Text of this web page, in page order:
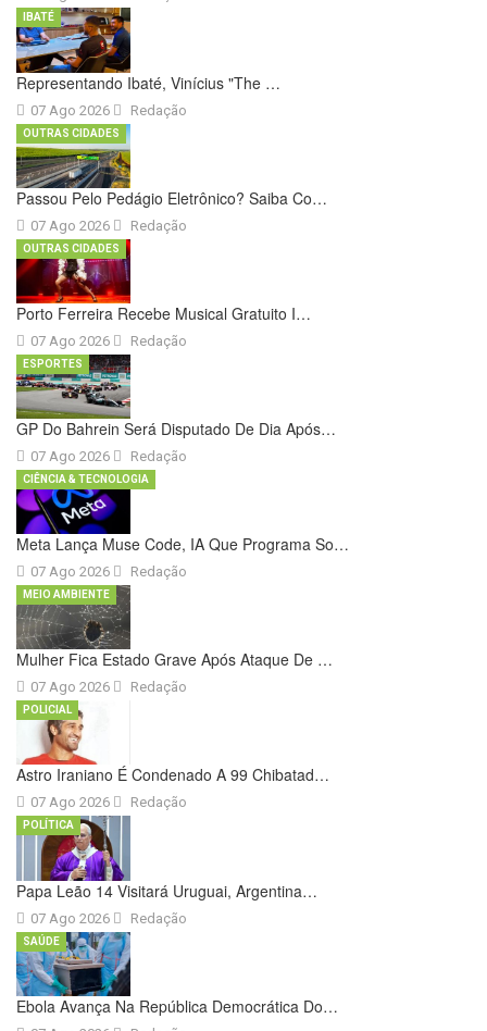
Representando Ibaté, Vinícius "The …
07 Ago 2026
IBATÉ
Redação
Passou Pelo Pedágio Eletrônico? Saiba Co…
07 Ago 2026
OUTRAS CIDADES
Redação
Porto Ferreira Recebe Musical Gratuito I…
07 Ago 2026
OUTRAS CIDADES
Redação
GP Do Bahrein Será Disputado De Dia Após…
07 Ago 2026
ESPORTES
Redação
Meta Lança Muse Code, IA Que Programa So…
07 Ago 2026
CIÊNCIA & TECNOLOGIA
Redação
Mulher Fica Estado Grave Após Ataque De …
07 Ago 2026
MEIO AMBIENTE
Redação
Astro Iraniano É Condenado A 99 Chibatad…
07 Ago 2026
POLICIAL
Redação
Papa Leão 14 Visitará Uruguai, Argentina…
07 Ago 2026
POLÍTICA
Redação
Ebola Avança Na República Democrática Do…
SAÚDE